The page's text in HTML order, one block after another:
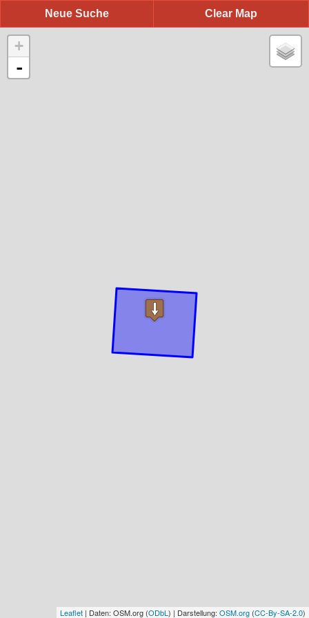
Clear Map
Neue Suche
+
-
Leaflet | Daten: OSM.org (ODbL ) | Darstellung: OSM.org (CC-By-SA-2.0)